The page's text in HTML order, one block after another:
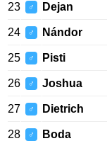
23 ♂ Dejan
24 ♂ Nándor
25 ♂ Pisti
26 ♂ Joshua
27 ♂ Dietrich
28 ♂ Boda